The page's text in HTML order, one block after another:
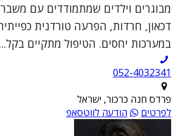
מבוגרים וילדים שמתמודדים עם
במערכות יחסים. הטיפול מתקיים בקל...
052-4032341
פרדס חנה כרכור, ישראל
לפרטים
הודעה לווטסאפ